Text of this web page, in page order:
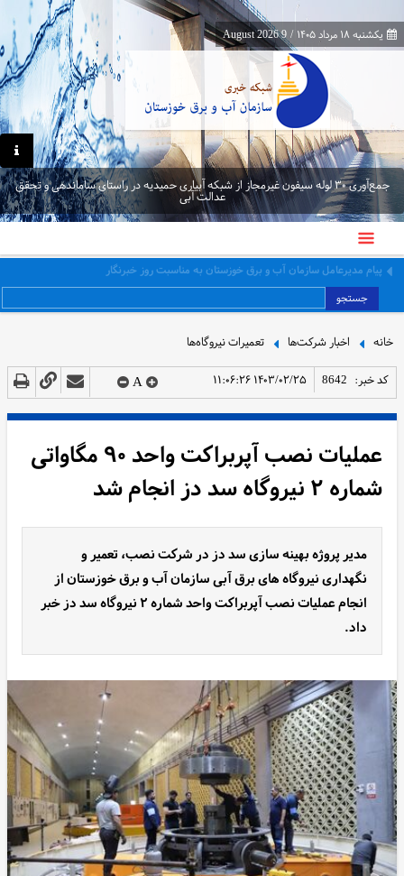
یکشنبه ۱۸ مرداد ۱۴۰۵ /
9 August 2026
جمع‌آوری ۳۰ لوله سیفون غیرمجاز از شبکه آبیاری حمیدیه در راستای ساماندهی و تحقق
عدالت آبی
برگزاری کارگاه عملی اصول و فنون مذاکره در نشست ۱۴۷ کافه دانش سازمان
جستجو
خانه اخبار شرکت‌ها تعمیرات نیروگاه‌ها
کد خبر: 8642 ۱۴۰۳/۰۲/۲۵ ۱۱:۰۶:۲۶ A
عملیات نصب آپربراکت واحد ۹۰ مگاواتی
شماره ۲ نیروگاه سد دز انجام شد
مدیر پروژه بهینه سازی سد دز در شرکت نصب، تعمیر و
نگهداری نیروگاه های برق آبی سازمان آب و برق خوزستان از
انجام عملیات نصب آپربراکت واحد شماره ۲ نیروگاه سد دز خبر
داد.